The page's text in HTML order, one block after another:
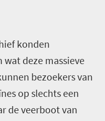
konden
deze massieve
bezoekers van
op slechts een
de veerboot van